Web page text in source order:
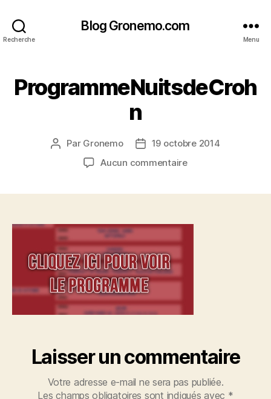
Recherche
Blog Gronemo.com
Menu
ProgrammeNuitsdeCroh
n
Auteur
l’article
Par Gronemo
Date19 octobre 2014
Aucun commentairesur
Laisser un commentaire
Votre adresse e-mail ne sera pas publiée.
Les champs obligatoires sont indiqués avec *